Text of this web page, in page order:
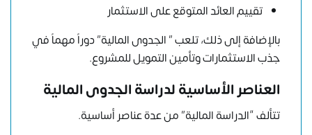
تقييم العائد المتوقع على الاستثمار
بالإضافة إلى ذلك، تلعب ” الجدوى المالية” دوراً مهماً في
جذب الاستثمارات وتأمين التمويل للمشروع.
العناصر الأساسية لدراسة الجدوى المالية
تتألف “الدراسة المالية” من عدة عناصر أساسية.